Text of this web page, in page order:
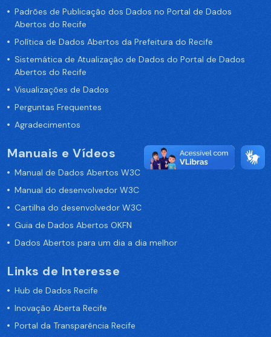
Padrões de Publicação dos Dados no Portal de Dados
Abertos do Recife
Política de Dados Abertos da Prefeitura do Recife
Sistemática de Atualização de Dados do Portal de Dados
Abertos do Recife
Visualizações de Dados
Perguntas Frequentes
Agradecimentos
Manuais e Vídeos
Manual de Dados Abertos W3C
Manual do desenvolvedor W3C
Cartilha do desenvolvedor W3C
Guia de Dados Abertos OKFN
Dados Abertos para um dia a dia melhor
Links de Interesse
Hub de Dados Recife
Inovação Aberta Recife
Portal da Transparência Recife